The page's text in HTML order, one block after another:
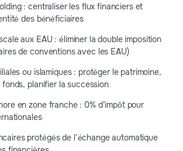
: centraliser les flux financiers et
des bénéficiaires
aux EAU : éliminer la double imposition
de conventions avec les EAU)
ou islamiques : protéger le patrimoine,
planifier la succession
en zone franche : 0% d’impôt pour
protégés de l’échange automatique